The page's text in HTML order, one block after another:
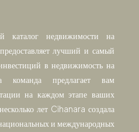
недвижимости на
лучший и самый
в недвижимость на
предлагает вам
на каждом этапе ваших
лет Cihanara создала
и международных